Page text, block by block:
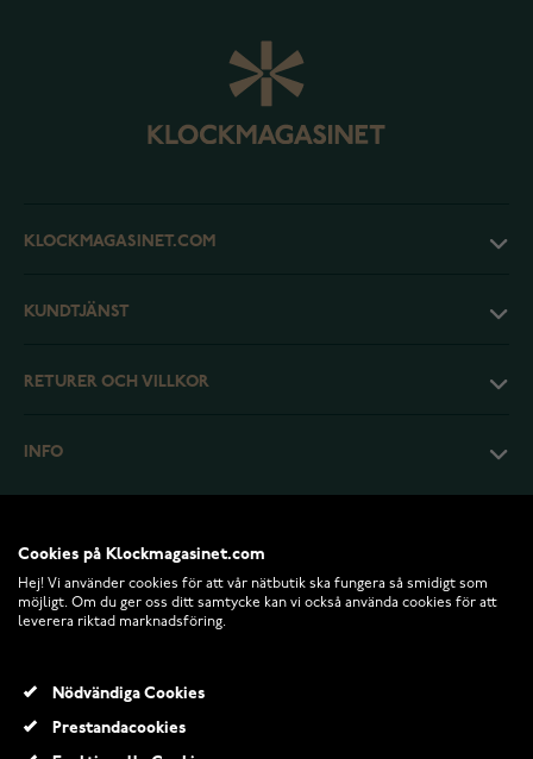
KLOCKMAGASINET.COM
KUNDTJÄNST
RETURER OCH VILLKOR
INFO
Cookies på Klockmagasinet.com
Hej! Vi använder cookies för att vår nätbutik ska fungera så smidigt som
möjligt. Om du ger oss ditt samtycke kan vi också använda cookies för att
leverera riktad marknadsföring.
Nödvändiga Cookies
Prestandacookies